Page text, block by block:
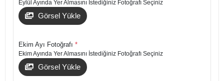
Eylül Ayında Yer Almasını İstediğiniz Fotoğrafı Seçiniz
Görsel Yükle
Ekim Ayı Fotoğrafı *
Ekim Ayında Yer Almasını İstediğiniz Fotoğrafı Seçiniz
Görsel Yükle